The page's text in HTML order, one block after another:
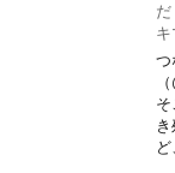
キ
つ